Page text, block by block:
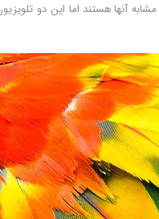
آنها هستند اما این دو